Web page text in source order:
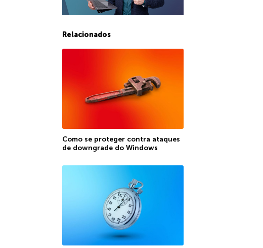
Relacionados
Como se proteger contra ataques
de downgrade do Windows